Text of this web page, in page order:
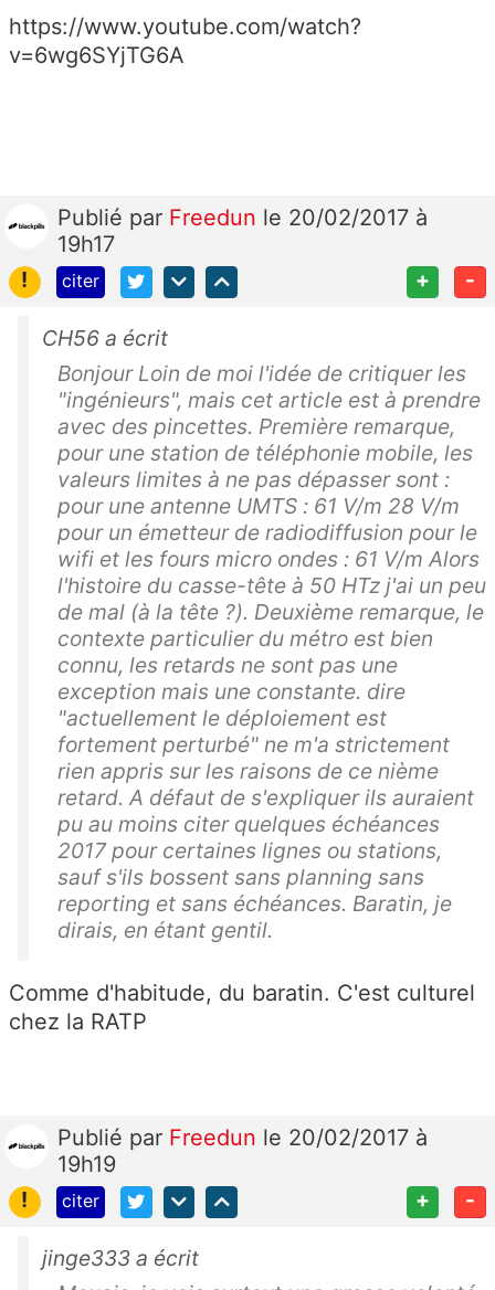
https://www.youtube.com/watch?
v=6wg6SYjTG6A
Publié par Freedun le 20/02/2017 à
19h17
!
citer + -
CH56 a écrit
Bonjour Loin de moi l'idée de critiquer les
"ingénieurs", mais cet article est à prendre
avec des pincettes. Première remarque,
pour une station de téléphonie mobile, les
valeurs limites à ne pas dépasser sont :
pour une antenne UMTS : 61 V/m 28 V/m
pour un émetteur de radiodiffusion pour le
wifi et les fours micro ondes : 61 V/m Alors
l'histoire du casse-tête à 50 HTz j'ai un peu
de mal (à la tête ?). Deuxième remarque, le
contexte particulier du métro est bien
connu, les retards ne sont pas une
exception mais une constante. dire
"actuellement le déploiement est
fortement perturbé" ne m'a strictement
rien appris sur les raisons de ce nième
retard. A défaut de s'expliquer ils auraient
pu au moins citer quelques échéances
2017 pour certaines lignes ou stations,
sauf s'ils bossent sans planning sans
reporting et sans échéances. Baratin, je
dirais, en étant gentil.
Comme d'habitude, du baratin. C'est culturel
chez la RATP
Publié par Freedun le 20/02/2017 à
19h19
!
citer + -
jinge333 a écrit